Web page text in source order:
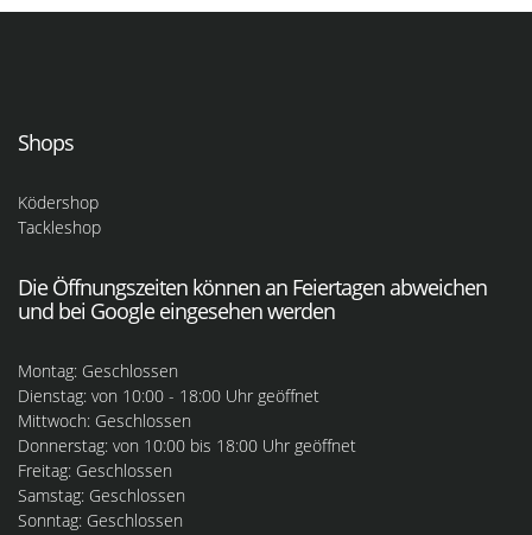
Shops
Ködershop
Tackleshop
Die Öffnungszeiten können an Feiertagen abweichen
und bei Google eingesehen werden
Montag: Geschlossen
Dienstag: von 10:00 - 18:00 Uhr geöffnet
Mittwoch: Geschlossen
Donnerstag: von 10:00 bis 18:00 Uhr geöffnet
Freitag: Geschlossen
Samstag: Geschlossen
Sonntag: Geschlossen